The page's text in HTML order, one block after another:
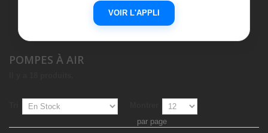
VOIR L'APPLI
POMPES À AIR
par page